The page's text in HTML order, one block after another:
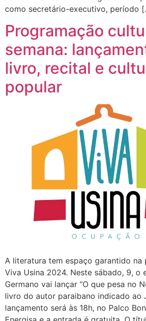
como secretário-executivo, período
Programação
semana:
livro, recital e
popular
A literatura tem espaço garantido na
Viva Usina 2024. Neste sábado, 9, o
Germano vai lançar “O que pesa no
livro do autor paraibano indicado ao
lançamento será às 18h, no Palco